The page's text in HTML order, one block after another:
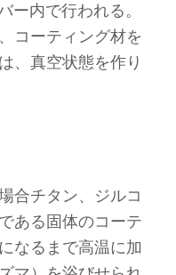
ー内で行われる。
コーティング材を
、真空状態を作り
合チタン、ジルコ
ある固体のコーテ
なるまで高温に加